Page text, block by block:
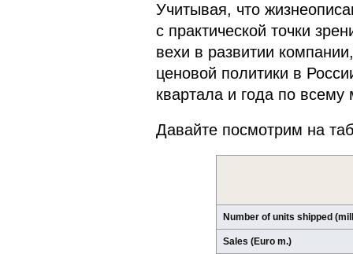
Учитывая, что
с практической точки
вехи в развитии
ценовой политики в
квартала и года по всему
Давайте посмотрим на
Number of units shipped
Sales (Euro m.)